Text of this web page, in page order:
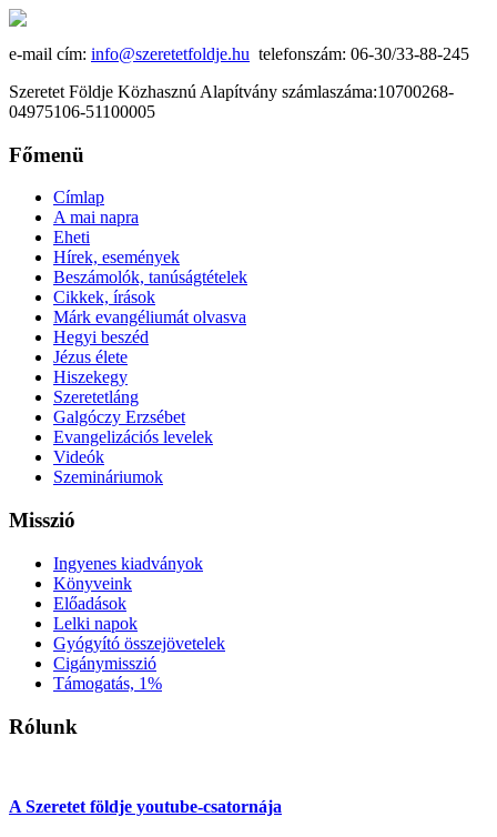
e-mail cím: info@szeretetfoldje.hu telefonszám: 06-30/33-88-245
Szeretet Földje Közhasznú Alapítvány számlaszáma:10700268-
04975106-51100005
Főmenü
Címlap
A mai napra
Eheti
Hírek, események
Beszámolók, tanúságtételek
Cikkek, írások
Márk evangéliumát olvasva
Hegyi beszéd
Jézus élete
Hiszekegy
Szeretetláng
Galgóczy Erzsébet
Evangelizációs levelek
Videók
Szemináriumok
Misszió
Ingyenes kiadványok
Könyveink
Előadások
Lelki napok
Gyógyító összejövetelek
Cigánymisszió
Támogatás, 1%
Rólunk
A Szeretet földje youtube-csatornája